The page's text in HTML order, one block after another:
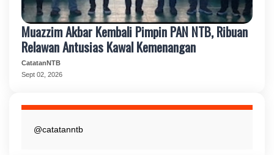
Muazzim Akbar Kembali Pimpin PAN NTB, Ribuan
Relawan Antusias Kawal Kemenangan
CatatanNTB
Sept 02, 2026
@catatanntb